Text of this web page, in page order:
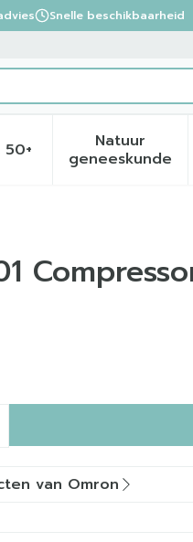
Snelle beschikbaarheid
categorie
vitamines categorie
en
submenu voor
Natuur
geneeskunde
Toon
van Omron